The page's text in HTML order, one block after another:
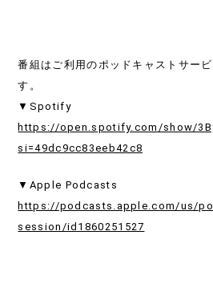
番組はご利用のポッドキャストサー
す。
▼Spotify
https://open.spotify.com/show/
si=49dc9cc83eeb42c8
▼Apple Podcasts
https://podcasts.apple.com/us/
session/id1860251527